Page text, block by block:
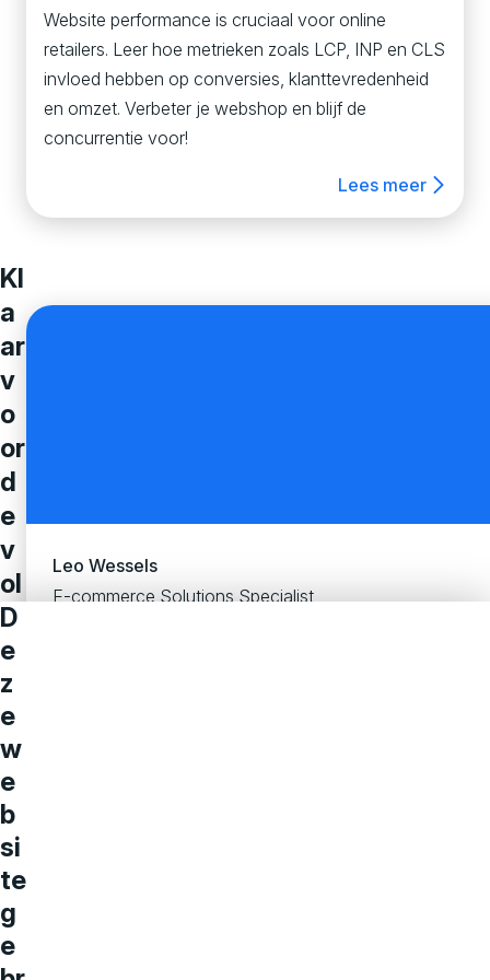
Website performance is cruciaal voor online
retailers. Leer hoe metrieken zoals LCP, INP en CLS
invloed hebben op conversies, klanttevredenheid
en omzet. Verbeter je webshop en blijf de
concurrentie voor!
Lees meer
Kl
a
ar
v
o
or
d
e
v
ol
g
e
n
d
e
st
a
p
?
Een
nieuw
Leo Wessels
E-commerce Solutions Specialist
D
e
z
e
w
e
b
si
te
g
e